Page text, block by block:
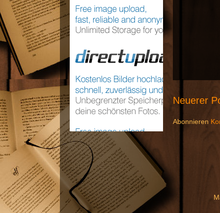
Neuerer
Abonnieren